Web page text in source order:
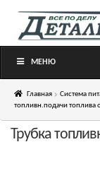
Перейти
Перейти
МЕНЮ
Главная Система
топливн.подачи топлива
Трубка